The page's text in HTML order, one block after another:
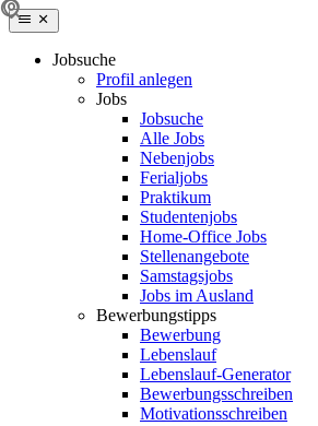
Jobsuche
Profil anlegen
Jobs
Jobsuche
Alle Jobs
Nebenjobs
Ferialjobs
Praktikum
Studentenjobs
Home-Office Jobs
Stellenangebote
Samstagsjobs
Jobs im Ausland
Bewerbungstipps
Bewerbung
Lebenslauf
Lebenslauf-Generator
Bewerbungsschreiben
Motivationsschreiben